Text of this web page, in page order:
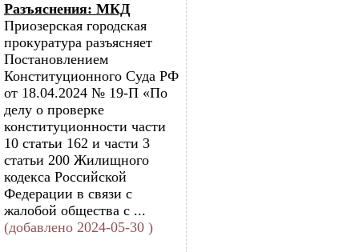
Разъяснения: МКД
Приозерская городская
прокуратура разъясняет
Постановлением
Конституционного Суда РФ
от 18.04.2024 № 19-П «По
делу о проверке
конституционности части
10 статьи 162 и части 3
статьи 200 Жилищного
кодекса Российской
Федерации в связи с
жалобой общества с ...
(добавлено 2024-05-30 )